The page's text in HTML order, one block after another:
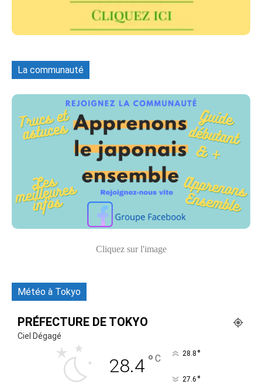
La communauté
Cliquez sur l'image
Météo à Tokyo
PRÉFECTURE DE TOKYO
Ciel Dégagé
28.4 ° C 28.8 °
27.6 °